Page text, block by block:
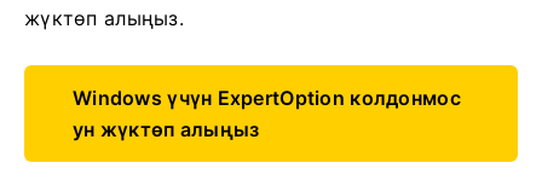
жүктөп алыңыз.
Windows үчүн ExpertOption колдонмос
ун жүктөп алыңыз